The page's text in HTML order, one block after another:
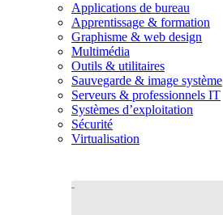
Applications de bureau
Apprentissage & formation
Graphisme & web design
Multimédia
Outils & utilitaires
Sauvegarde & image système
Serveurs & professionnels IT
Systèmes d’exploitation
Sécurité
Virtualisation